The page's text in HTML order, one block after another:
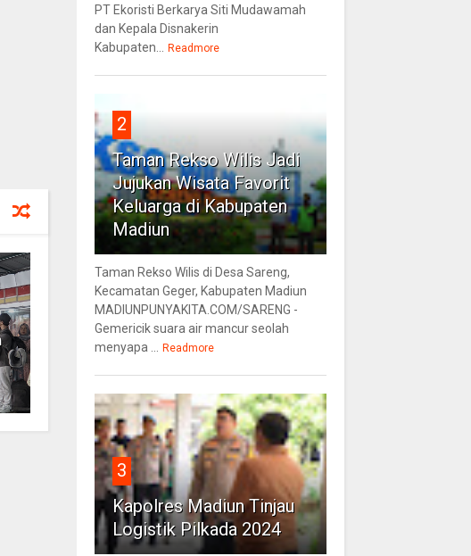
PT Ekoristi Berkarya Siti Mudawamah
dan Kepala Disnakerin
Kabupaten...
Readmore
2
Taman Rekso Wilis Jadi
Jujukan Wisata Favorit
Keluarga di Kabupaten
Madiun
Taman Rekso Wilis di Desa Sareng,
Kecamatan Geger, Kabupaten Madiun
MADIUNPUNYAKITA.COM/SARENG -
Gemericik suara air mancur seolah
menyapa ...
Readmore
3
Kapolres Madiun Tinjau
Logistik Pilkada 2024